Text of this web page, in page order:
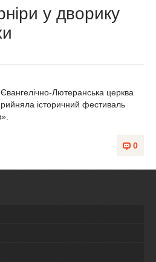
у дворику
Лютеранська церква
історичний фестиваль
0